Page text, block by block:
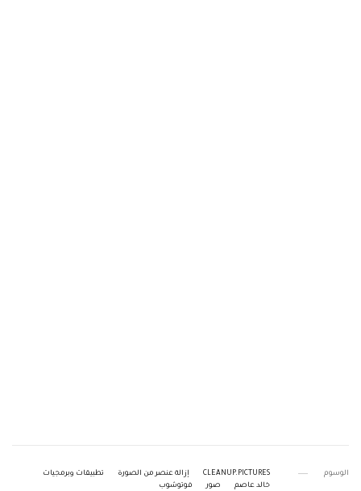
الوسوم CLEANUP.PICTURES إزالة عنصر من الصورة
تطبيقات وبرمجيات
خالد عاصم
صور فوتوشوب